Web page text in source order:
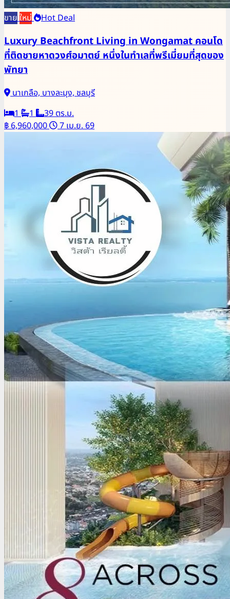
ขายใหม่ Hot Deal
Luxury Beachfront Living in Wongamat คอนโด
ที่ติดชายหาดวงศ์อมาตย์ หนึ่งในทำเลที่พรีเมี่ยมที่สุดของ
พัทยา
นาเกลือ, บางละมุง, ชลบุรี
1
1
39 ตร.ม.
฿ 6,960,000
7 เม.ย. 69